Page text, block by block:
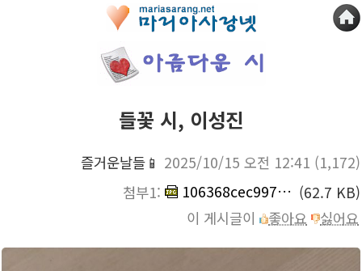
들꽃 시, 이성진
즐거운날들📱 2025/10/15 오전 12:41 (1,172)
첨부1:
106368cec997bc42698b8e5f06015c4cb7630bd8.jpg (62.7 KB)
이 게시글이
좋아요 싫어요